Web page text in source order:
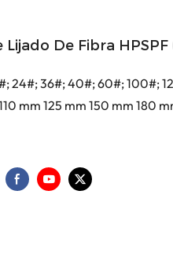
Lijado De Fibra HPSPF
24#; 36#; 40#; 60#;
mm 125 mm 150 mm 180